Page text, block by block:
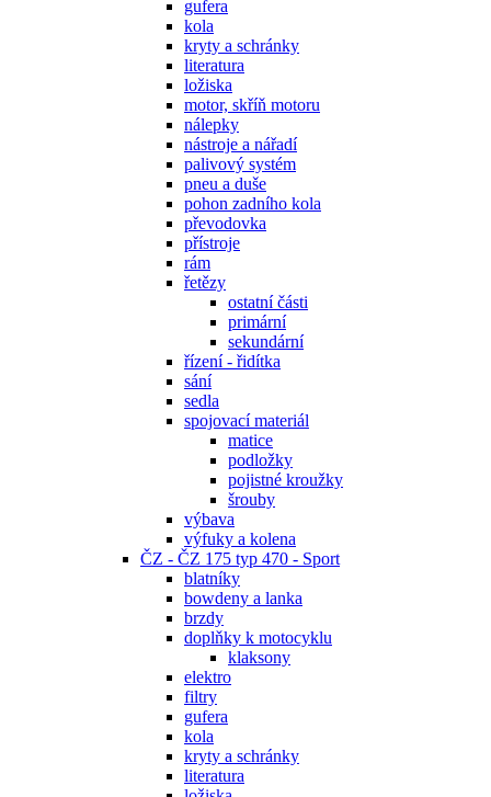
gufera
kola
kryty a schránky
literatura
ložiska
motor, skříň motoru
nálepky
nástroje a nářadí
palivový systém
pneu a duše
pohon zadního kola
převodovka
přístroje
rám
řetězy
ostatní části
primární
sekundární
řízení - řidítka
sání
sedla
spojovací materiál
matice
podložky
pojistné kroužky
šrouby
výbava
výfuky a kolena
ČZ - ČZ 175 typ 470 - Sport
blatníky
bowdeny a lanka
brzdy
doplňky k motocyklu
klaksony
elektro
filtry
gufera
kola
kryty a schránky
literatura